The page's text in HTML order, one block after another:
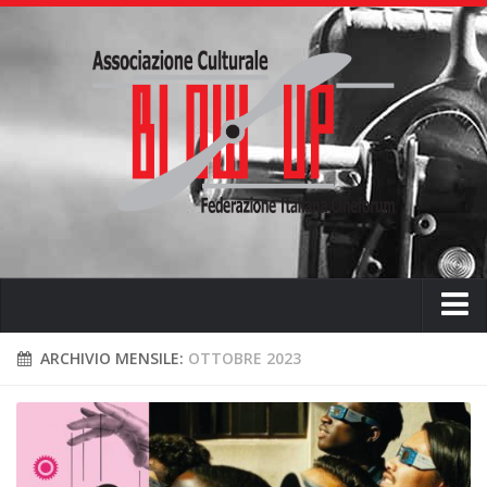
Home
L’ associazione
L’attività didattica
ARCHIVIO MENSILE: OTTOBRE 2023